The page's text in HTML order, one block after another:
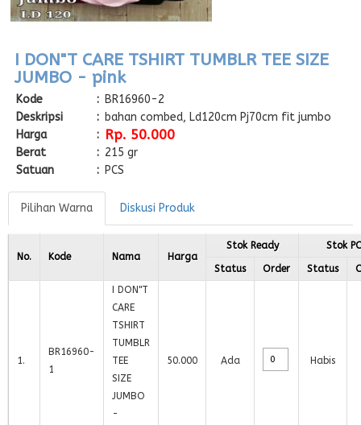
I DON"T CARE TSHIRT TUMBLR TEE SIZE
JUMBO - pink
Kode : BR16960-2
Deskripsi
: bahan combed, Ld120cm Pj70cm fit jumbo
Harga
: Rp. 50.000
Berat : 215 gr
Satuan
: PCS
Pilihan Warna Diskusi Produk
No. Kode Nama Harga
Stok Ready Stok
Status Order Status
1.
BR16960-
1
I DON"T
CARE
TSHIRT
TUMBLR
TEE
SIZE
JUMBO
-
50.000 Ada Habis